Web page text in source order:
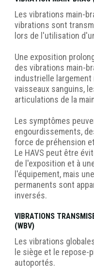
Les vibrations main-
vibrations sont
lors de l'utilisation
Une exposition
des vibrations main-
industrielle
vaisseaux sanguins,
articulations de la
Les symptômes
engourdissements,
force de préhension
Le HAVS peut être
de l'exposition et à
l'équipement, mais
permanents sont
inversés.
VIBRATIONS
(WBV)
Les vibrations
le siège et le repose-
autoportés.